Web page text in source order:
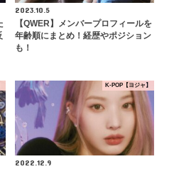
2023.10.5
【QWER】メンバープロフィールを
年齢順にまとめ！経歴やポジション
も！
K-POP【ヨジャ】
2022.12.9